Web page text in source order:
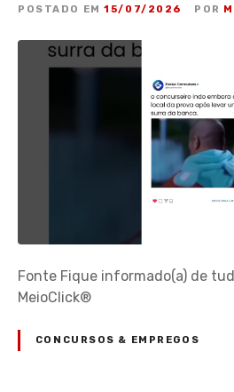
POSTADO EM 15/07/2026 POR
Fonte Fique informado(a) de
MeioClick®
CONCURSOS & EMPREGOS